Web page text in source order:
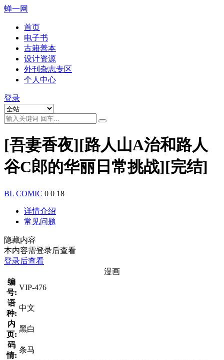
蝉一网
首页
电子书
古籍善本
设计资源
外刊杂志专区
个人中心
登录
[吾妻香夜][路人山A治和路人
谷C郎的华丽日常挑战][完结]
BL COMIC 0 0 18
详情介绍
常见问题
隐藏内容
本内容需登录后查看
登录后查看
漫画
编
号:
VIP-476
语
种:
中文
内
页:
黑白
码
情:
条马